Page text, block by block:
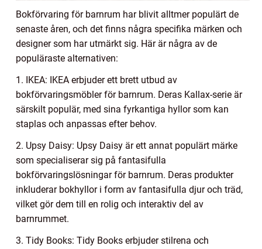
Bokförvaring för barnrum har blivit alltmer populärt de
senaste åren, och det finns några specifika märken och
designer som har utmärkt sig. Här är några av de
populäraste alternativen:
1. IKEA: IKEA erbjuder ett brett utbud av
bokförvaringsmöbler för barnrum. Deras Kallax-serie är
särskilt populär, med sina fyrkantiga hyllor som kan
staplas och anpassas efter behov.
2. Upsy Daisy: Upsy Daisy är ett annat populärt märke
som specialiserar sig på fantasifulla
bokförvaringslösningar för barnrum. Deras produkter
inkluderar bokhyllor i form av fantasifulla djur och träd,
vilket gör dem till en rolig och interaktiv del av
barnrummet.
3. Tidy Books: Tidy Books erbjuder stilrena och